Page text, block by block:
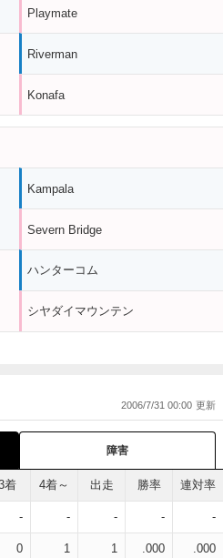
Playmate
Riverman
Konafa
Kampala
Severn Bridge
ハンターコム
シヤダイマウンテン
2006/7/31 00:00
障害
着 4着～ 出走 勝率 連対率
- - - - -
0 1 1 .000 .000